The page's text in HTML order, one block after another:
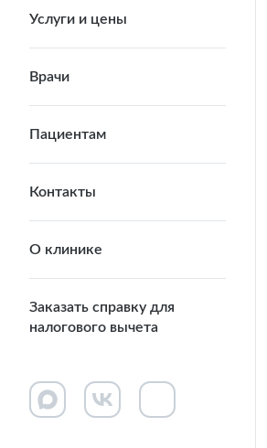
Услуги и цены
Врачи
Пациентам
Контакты
О клинике
Заказать справку для
налогового вычета